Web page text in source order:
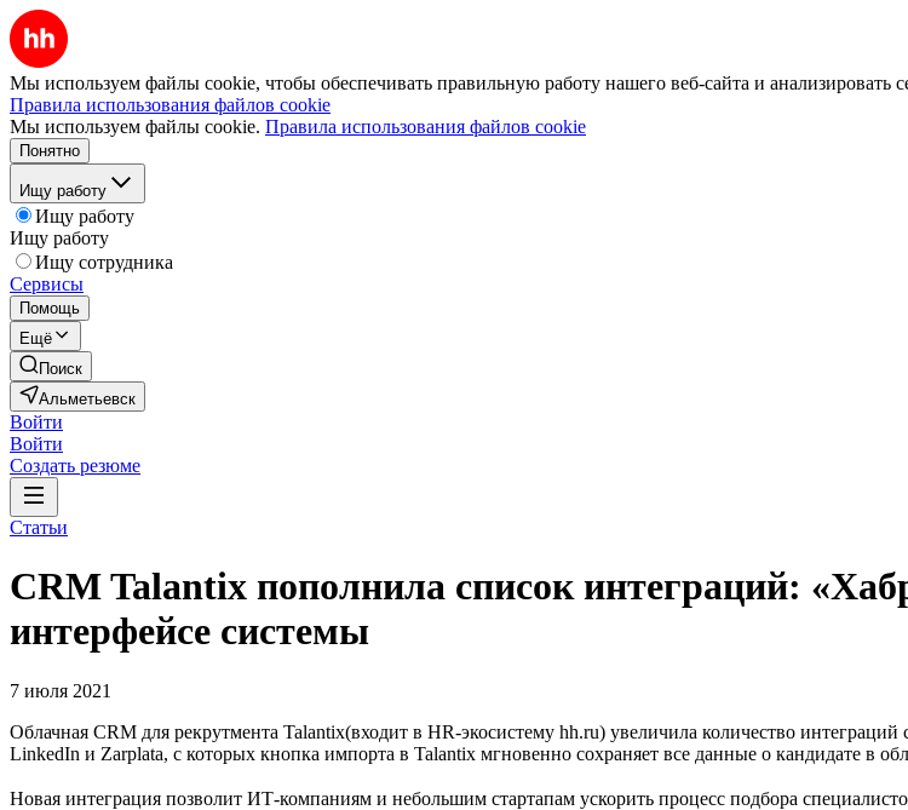
Мы используем файлы cookie, чтобы обеспечивать правильную работу нашего веб-сайта и анализировать
Правила использования файлов cookie
Мы используем файлы cookie. Правила использования файлов cookie
Понятно
Ищу работу
Ищу работу
Ищу работу
Ищу сотрудника
Сервисы
Помощь
Ещё
Поиск
Альметьевск
Войти
Войти
Создать резюме
Статьи
CRM Talantix пополнила список интеграций:
интерфейсе системы
7 июля 2021
Облачная CRM для рекрутмента Talantix(входит в HR-экосистему hh.ru) увеличила количество
LinkedIn и Zarplata, с которых кнопка импорта в Talantix мгновенно сохраняет все данные о кандидате в
Новая интеграция позволит ИТ-компаниям и небольшим стартапам ускорить процесс подбора